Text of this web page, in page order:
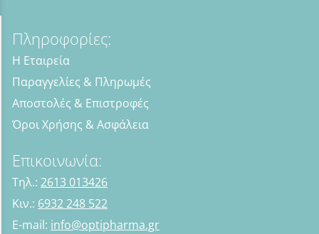
Πληροφορίες:
Η Εταιρεία
Παραγγελίες & Πληρωμές
Αποστολές & Επιστροφές
Όροι Χρήσης & Ασφάλεια
Επικοινωνία:
Τηλ.: 2613 013426
Κιν.: 6932 248 522
E-mail: info@optipharma.gr